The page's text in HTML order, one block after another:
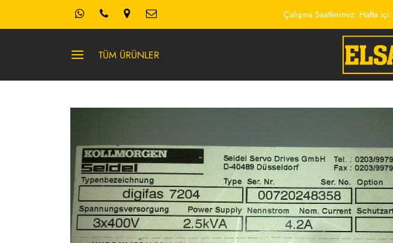
Çalışma Saatlerimiz: Hafta içi:
TÜM ÜRÜNLER